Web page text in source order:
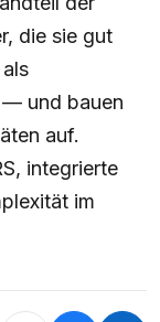
die sie gut
— und bauen
auf.
integrierte
im